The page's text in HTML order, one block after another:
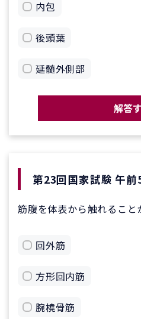
内包
後頭葉
延髄外側部
解答
第23回国家試験 午前
筋腹を体表から触れること
回外筋
方形回内筋
腕橈骨筋